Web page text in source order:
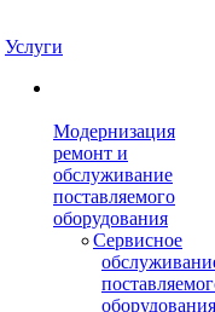
Услуги
Модернизация
ремонт и
обслуживание
поставляемого
оборудования
Сервисное
оборудования